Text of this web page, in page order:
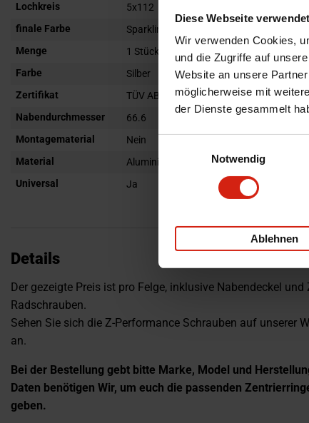
Diese Webseite
Wir verwenden Cookies,
und die Zugriffe auf
Website an unsere
möglicherweise mit
der Dienste gesammelt
Notwendig
Ablehnen
Lochkreis
5x112
finale Farbe
Sparkling Silver
Menge
1 Stück
Farbe
Silber
Zertifikat
TÜV ABE
Nabendurchmesser
66.6
Montagematerial
Nein
Material
Aluminium
Universal
Ja
Details
Der gezeigte Preis ist pro Felge, inklusive Nabendeckel
Radschrauben.
Sehen Sie sich die Z-Performance Schrauben auf unserer
an.
Bei der Bestellung gebt bitte Marke, Model und
Daten benötigen Wir, um euch die passenden
geben.